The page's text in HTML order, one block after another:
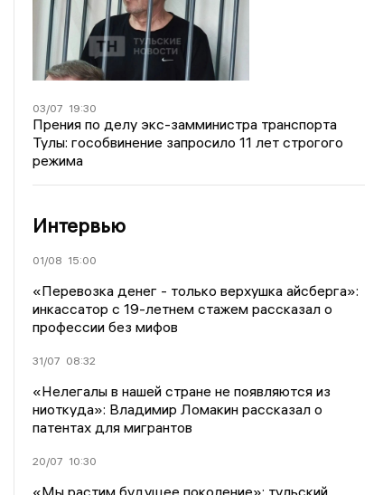
03/07 19:30
Прения по делу экс-замминистра транспорта
Тулы: гособвинение запросило 11 лет строгого
режима
Интервью
01/08 15:00
«Перевозка денег - только верхушка айсберга»:
инкассатор с 19-летнем стажем рассказал о
профессии без мифов
31/07 08:32
«Нелегалы в нашей стране не появляются из
ниоткуда»: Владимир Ломакин рассказал о
патентах для мигрантов
20/07 10:30
«Мы растим будущее поколение»: тульский